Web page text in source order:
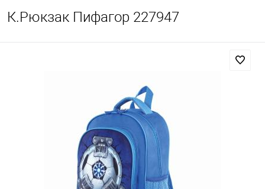
К.Рюкзак Пифагор 227947